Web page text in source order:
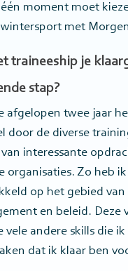
moment moet
met
traineeship je
stap?
afgelopen twee jaar
door de diverse
interessante
organisaties. Zo heb
op het gebied van
en beleid. Deze
vele andere skills die ik
dat ik klaar ben